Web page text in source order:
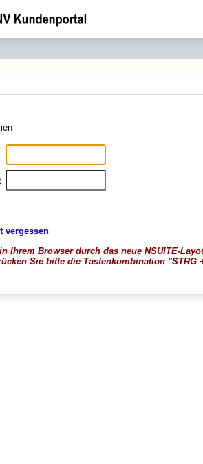
vergessen
Ihrem Browser durch das neue NSUITE-
Sie bitte die Tastenkombination "STRG